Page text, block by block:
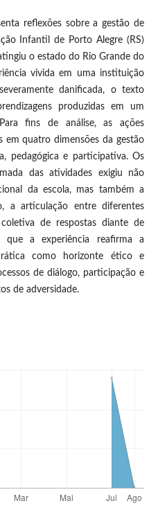
reflexões sobre a gestão de
Infantil de Porto Alegre (RS)
o estado do Rio Grande do
vivida em uma instituição
danificada, o texto
produzidas em um
fins de análise, as ações
em quatro dimensões da gestão
pedagógica e participativa. Os
das atividades exigiu não
da escola, mas também a
a articulação entre diferentes
de respostas diante de
que a experiência reafirma a
como horizonte ético e
de diálogo, participação e
de adversidade.